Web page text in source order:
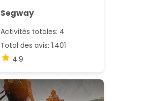
Segway
Activités totales: 4
Total des avis: 1.401
4.9